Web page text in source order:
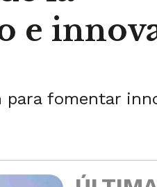
e
fomentar